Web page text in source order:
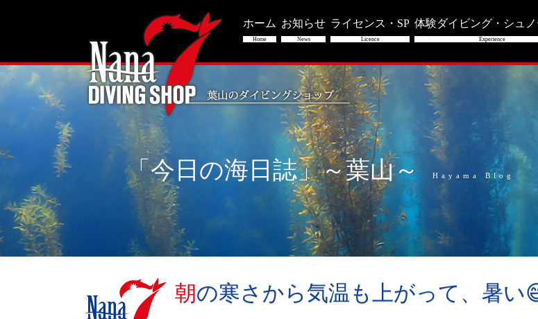
ホーム
Home
お知らせ
News
ライセンス・SP
Licence
体験ダイビング・シュ
Experience
「今日の海日誌」～葉山～ Hayama Blog
朝の寒さから気温も上がって、暑い